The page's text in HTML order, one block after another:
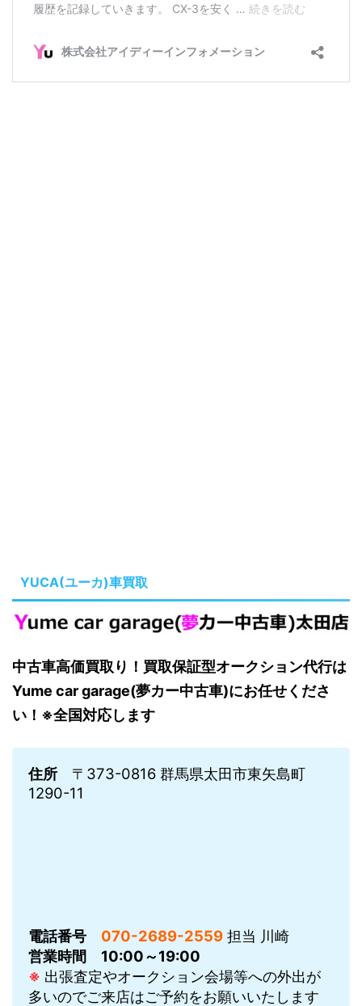
YUCA(ユーカ)車買取
中古車高価買取り！買取保証型オークション代行は
Yume car garage(夢カー中古車)にお任せくださ
い！※全国対応します
住所 〒373-0816 群馬県太田市東矢島町
1290-11
電話番号 070-2689-2559 担当 川崎
営業時間
10:00～19:00
※ 出張査定やオークション会場等への外出が
多いのでご来店はご予約をお願いいたします